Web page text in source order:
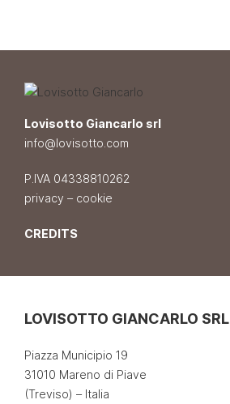
Lovisotto Giancarlo srl
info@lovisotto.com
P.IVA 04338810262
privacy – cookie
CREDITS
LOVISOTTO GIANCARLO SRL
Piazza Municipio 19
31010 Mareno di Piave
(Treviso) – Italia